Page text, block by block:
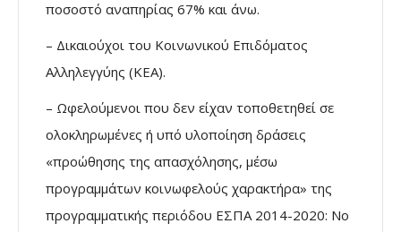
ποσοστό αναπηρίας 67% και άνω.
– Δικαιούχοι του Κοινωνικού Επιδόματος
Αλληλεγγύης (ΚΕΑ).
– Ωφελούμενοι που δεν είχαν τοποθετηθεί σε
ολοκληρωμένες ή υπό υλοποίηση δράσεις
«προώθησης της απασχόλησης, μέσω
προγραμμάτων κοινωφελούς χαρακτήρα» της
προγραμματικής περιόδου ΕΣΠΑ 2014-2020: Νο